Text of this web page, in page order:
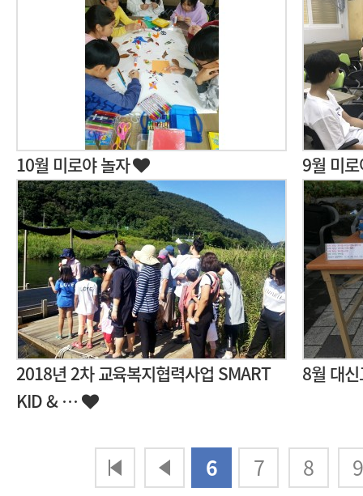
10월 미로야 놀자 9월 미
2018년 2차 교육복지협력사업 SMART
KID & …
8월 대
6 7 8 9
맨끝